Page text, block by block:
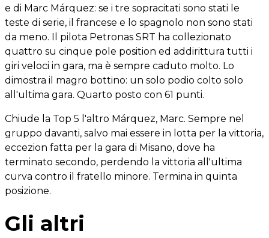
e di Marc Márquez: se i tre sopracitati sono stati le
teste di serie, il francese e lo spagnolo non sono stati
da meno. Il pilota Petronas SRT ha collezionato
quattro su cinque pole position ed addirittura tutti i
giri veloci in gara, ma è sempre caduto molto. Lo
dimostra il magro bottino: un solo podio colto solo
all'ultima gara. Quarto posto con 61 punti.
Chiude la Top 5 l'altro Márquez, Marc. Sempre nel
gruppo davanti, salvo mai essere in lotta per la vittoria,
eccezion fatta per la gara di Misano, dove ha
terminato secondo, perdendo la vittoria all'ultima
curva contro il fratello minore. Termina in quinta
posizione.
Gli altri